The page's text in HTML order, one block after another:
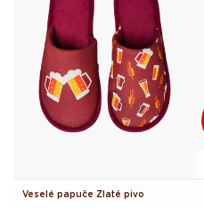
Veselé papuče Zlaté pivo